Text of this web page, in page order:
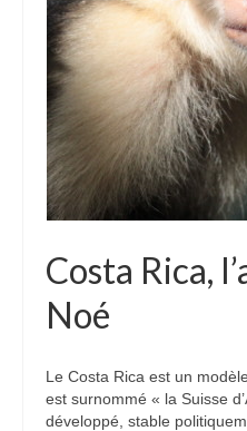
Costa Rica,
Noé
Le Costa Rica est un
est surnommé « la Suisse
développé, stable